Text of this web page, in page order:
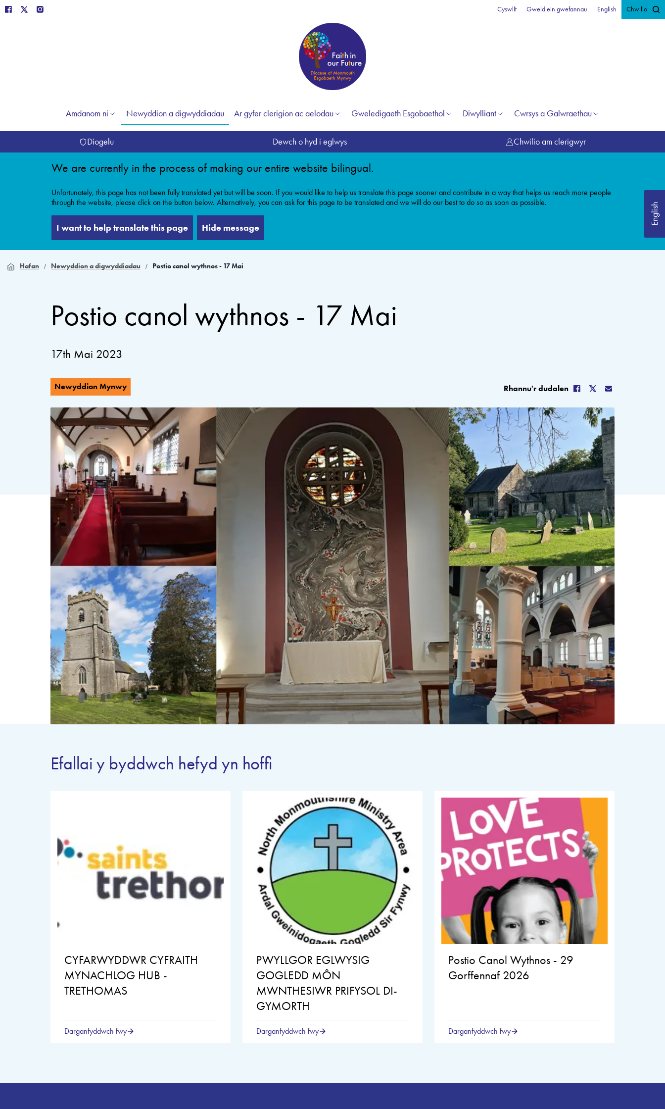
English
Cyswllt Gweld ein gwefannau English Chwilio
Amdanom ni Newyddion a digwyddiadau Ar gyfer clerigion ac aelodau Gweledigaeth Esgobaethol Diwylliant Cwrsys a Galwraethau
Diogelu Dewch o hyd i eglwys Chwilio am clerigwyr
We are currently in the process of making our entire website bilingual.
Unfortunately, this page has not been fully translated yet but will be soon. If you would like to help us translate this page sooner and contribute in a way that helps us reach more people
through the website, please click on the button below. Alternatively, you can ask for this page to be translated and we will do our best to do so as soon as possible.
I want to help translate this page Hide message
Hafan Newyddion a digwyddiadau Postio canol wythnos - 17 Mai
Postio canol wythnos - 17 Mai
17th Mai 2023
Newyddion Mynwy Rhannu'r dudalen
Efallai y byddwch hefyd yn hoffi
CYFARWYDDWR CYFRAITH
MYNACHLOG HUB -
TRETHOMAS
Darganfyddwch fwy
PWYLLGOR EGLWYSIG
GOGLEDD MÔN
MWNTHESIWR PRIFYSOL DI-
GYMORTH
Darganfyddwch fwy
Postio Canol Wythnos - 29
Gorffennaf 2026
Darganfyddwch fwy